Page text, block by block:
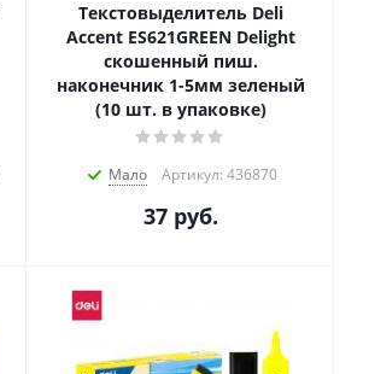
Текстовыделитель Deli
Accent ES621GREEN Delight
скошенный пиш.
наконечник 1-5мм зеленый
(10 шт. в упаковке)
Мало Артикул: 436870
37руб.